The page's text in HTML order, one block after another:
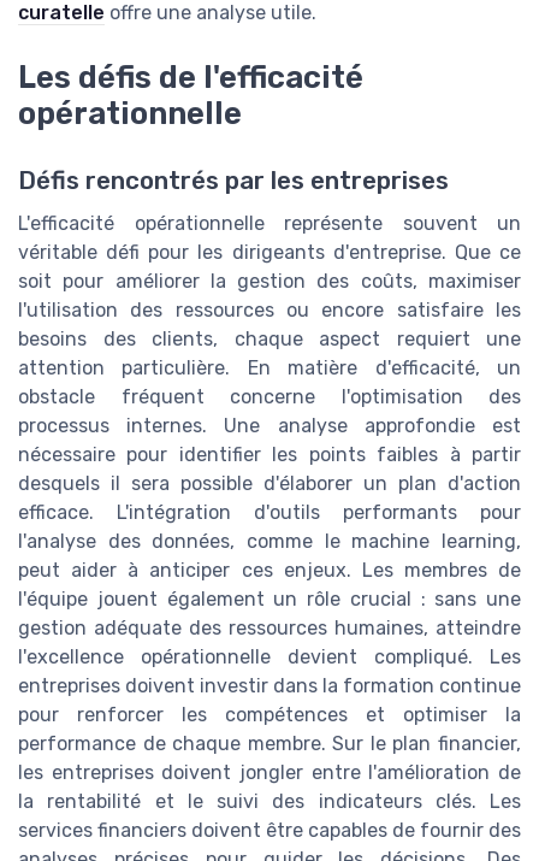
curatelle offre une analyse utile.
Les défis de l'efficacité
opérationnelle
Défis rencontrés par les entreprises
L'efficacité opérationnelle représente souvent un
véritable défi pour les dirigeants d'entreprise. Que ce
soit pour améliorer la gestion des coûts, maximiser
l'utilisation des ressources ou encore satisfaire les
besoins des clients, chaque aspect requiert une
attention particulière. En matière d'efficacité, un
obstacle fréquent concerne l'optimisation des
processus internes. Une analyse approfondie est
nécessaire pour identifier les points faibles à partir
desquels il sera possible d'élaborer un plan d'action
efficace. L'intégration d'outils performants pour
l'analyse des données, comme le machine learning,
peut aider à anticiper ces enjeux. Les membres de
l'équipe jouent également un rôle crucial : sans une
gestion adéquate des ressources humaines, atteindre
l'excellence opérationnelle devient compliqué. Les
entreprises doivent investir dans la formation continue
pour renforcer les compétences et optimiser la
performance de chaque membre. Sur le plan financier,
les entreprises doivent jongler entre l'amélioration de
la rentabilité et le suivi des indicateurs clés. Les
services financiers doivent être capables de fournir des